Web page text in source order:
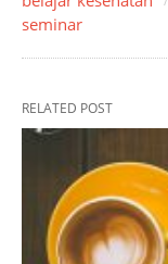
seminar
RELATED POST